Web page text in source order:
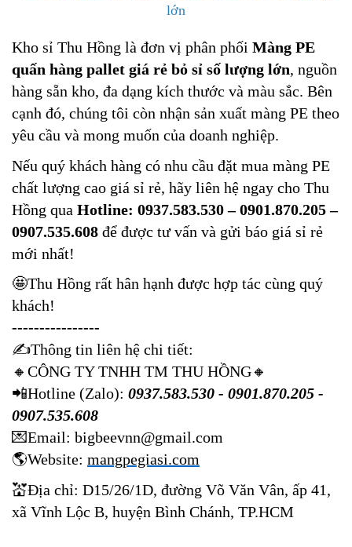
lớn
Kho sỉ Thu Hồng là đơn vị phân phối Màng PE
quấn hàng pallet giá rẻ bỏ sỉ số lượng lớn, nguồn
hàng sẵn kho, đa dạng kích thước và màu sắc. Bên
cạnh đó, chúng tôi còn nhận sản xuất màng PE theo
yêu cầu và mong muốn của doanh nghiệp.
Nếu quý khách hàng có nhu cầu đặt mua màng PE
chất lượng cao giá sỉ rẻ, hãy liên hệ ngay cho Thu
Hồng qua Hotline: 0937.583.530 – 0901.870.205 –
0907.535.608 để được tư vấn và gửi báo giá sỉ rẻ
mới nhất!
🤩Thu Hồng rất hân hạnh được hợp tác cùng quý
khách!
----------------
✍️Thông tin liên hệ chi tiết:
🔸 CÔNG TY TNHH TM THU HỒNG🔸
📲Hotline (Zalo): 0937.583.530 - 0901.870.205 -
0907.535.608
💌Email: bigbeevnn@gmail.com
🌎Website: mangpegiasi.com
💒Địa chỉ: D15/26/1D, đường Võ Văn Vân, ấp 41,
xã Vĩnh Lộc B, huyện Bình Chánh, TP.HCM